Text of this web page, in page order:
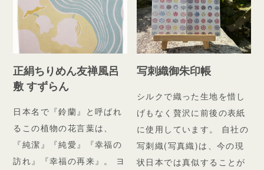
正絹ちりめん友禅風呂
敷 すずらん
日本名で『鈴蘭』と呼ばれ
るこの植物の花言葉は、
『純潔』『純愛』『幸福の
訪れ』『幸福の再来』。 ヨ
写刺織御朱印帳
シルクで織った生地を惜し
げもなく贅沢に前後の表紙
に使用しています。 自社の
写刺織(写真織)は、今の現
状日本では真似することが